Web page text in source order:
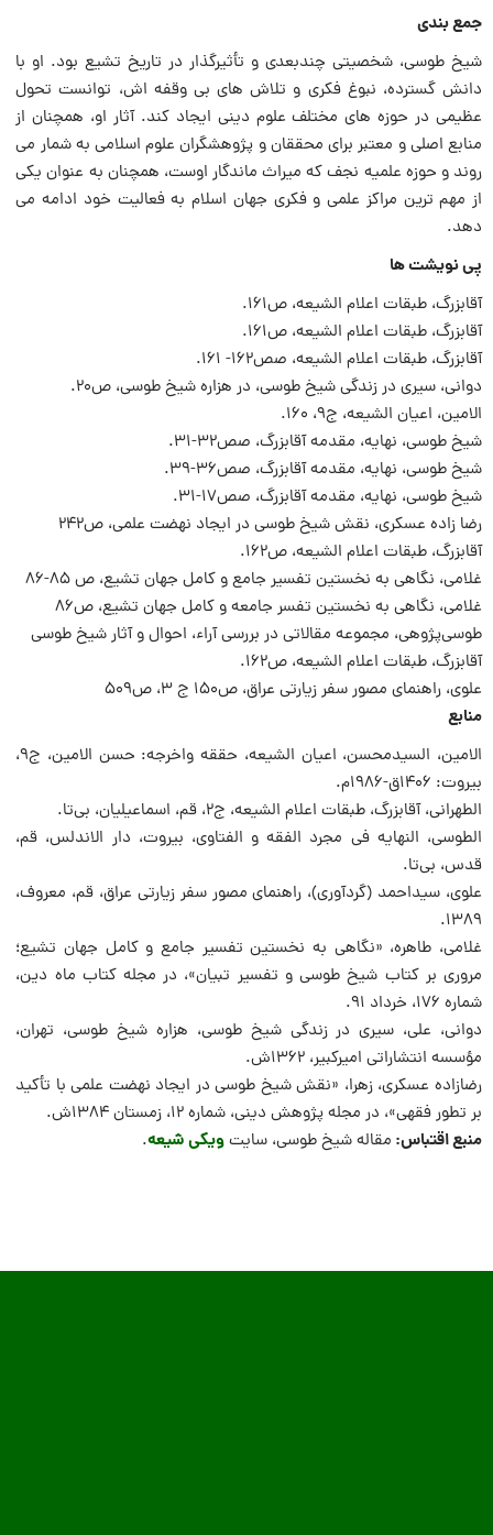
جمع بندی
شیخ طوسی، شخصیتی چندبعدی و تأثیرگذار در تاریخ تشیع بود. او با
دانش گسترده، نبوغ فکری و تلاش های بی وقفه اش، توانست تحول
عظیمی در حوزه های مختلف علوم دینی ایجاد کند. آثار او، همچنان از
منابع اصلی و معتبر برای محققان و پژوهشگران علوم اسلامی به شمار می
روند و حوزه علمیه نجف که میراث ماندگار اوست، همچنان به عنوان یکی
از مهم ترین مراکز علمی و فکری جهان اسلام به فعالیت خود ادامه می
دهد.
پی نویشت ها
آقابزرگ، طبقات اعلام الشیعه، ص۱۶۱.
آقابزرگ، طبقات اعلام الشیعه، ص۱۶۱.
آقابزرگ، طبقات اعلام الشیعه، صص۱۶۲- ۱۶۱.
دوانی، سیری در زندگی شیخ طوسی، در هزاره شیخ طوسی، ص۲۰.
الامین، اعیان الشیعه، ج۹، ۱۶۰.
شیخ طوسی، نهایه، مقدمه آقابزرگ، صص۳۲-۳۱.
شیخ طوسی، نهایه، مقدمه آقابزرگ، صص۳۶-۳۹.
شیخ طوسی، نهایه، مقدمه آقابزرگ، صص۱۷-۳۱.
رضا زاده عسکری، نقش شیخ طوسی در ایجاد نهضت علمی، ص۲۴۲
آقابزرگ، طبقات اعلام الشیعه، ص۱۶۲.
غلامی، نگاهی به نخستین تفسیر جامع و کامل جهان تشیع، ص ۸۵-۸۶
غلامی، نگاهی به نخستین تفسر جامعه و کامل جهان تشیع، ص۸۶
طوسی‌پژوهی، مجموعه مقالاتی در بررسی آراء، احوال و آثار شیخ طوسی
آقابزرگ، طبقات اعلام الشیعه، ص۱۶۲.
علوی، راهنمای مصور سفر زیارتی عراق، ص۱۵۰ ج ۳، ص۵۰۹
منابع
الامین، السیدمحسن، اعیان الشیعه، حققه واخرجه: حسن الامین، ج۹،
بیروت: ۱۴۰۶ق-۱۹۸۶م.
الطهرانی، آقابزرگ، طبقات اعلام الشیعه، ج۲، قم، اسماعیلیان، بی‌تا.
الطوسی، النهایه فی مجرد الفقه و الفتاوی، بیروت، دار الاندلس، قم،
قدس، بی‌تا.
علوی، سیداحمد (گردآوری)، راهنمای مصور سفر زیارتی عراق، قم، معروف،
۱۳۸۹.
غلامی، طاهره، «نگاهی به نخستین تفسیر جامع و کامل جهان تشیع؛
مروری بر کتاب شیخ طوسی و تفسیر تبیان»، در مجله کتاب ماه دین،‌
شماره ۱۷۶، خرداد ۹۱.
دوانی، علی، سیری در زندگی شیخ طوسی، هزاره شیخ طوسی، تهران،
مؤسسه انتشاراتی امیرکبیر، ۱۳۶۲ش.
رضازاده عسکری، زهرا، «نقش شیخ طوسی در ایجاد نهضت علمی با تأکید
بر تطور فقهی»، در مجله پژوهش دینی، شماره ۱۲، زمستان ۱۳۸۴ش.
منبع اقتباس: مقاله شیخ طوسی، سایتویکی شیعه.